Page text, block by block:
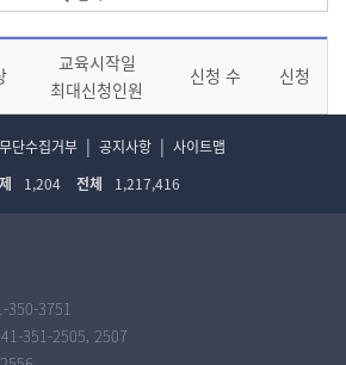
교육시작일
최대신청인원
신청 수 신청
단수집거부 | 공지사항 | 사이트맵
1,204 전체 1,217,416
350-3751
351-2505, 2507